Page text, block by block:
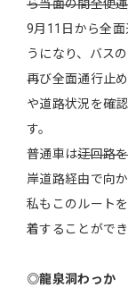
ら当面の間全便
9月11日から全
うになり、バス
再び全面通行止
や道路状況を確
す。
普通車は迂回路
岸道路経由で向
私もこのルート
着することができ
◎龍泉洞わっか